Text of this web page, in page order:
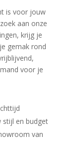
is voor jouw
aan onze
krijg je
gemak rond
voor je
stijl en budget
van